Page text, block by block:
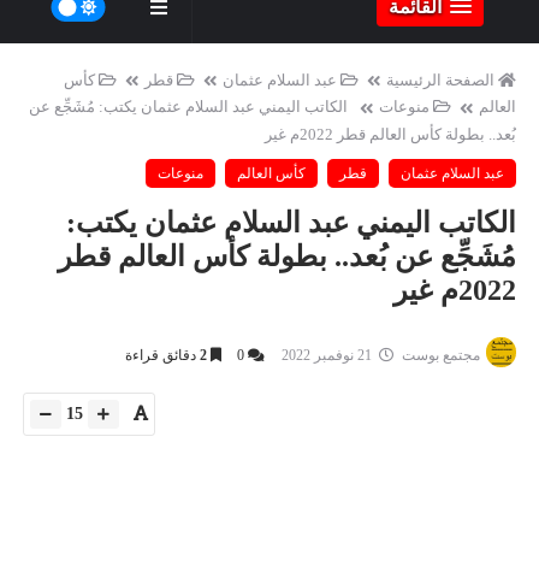
القائمة
الصفحة الرئيسية عبد السلام عثمان قطر
كأس
العالم
منوعات
الكاتب اليمني عبد السلام عثمان يكتب: مُشَجِّع عن
بُعد.. بطولة كأس العالم قطر 2022م غير
عبد السلام عثمان قطر كأس العالم منوعات
الكاتب اليمني عبد السلام عثمان يكتب:
مُشَجِّع عن بُعد.. بطولة كأس العالم قطر
2022م غير
مجتمع بوست 0
2 دقائق قراءة
15